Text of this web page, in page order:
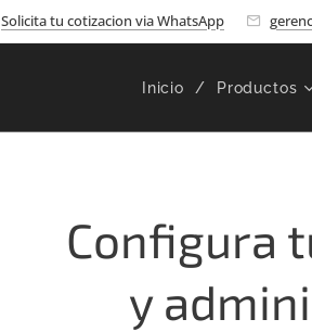
Solicita tu cotizacion via WhatsApp
Inicio Productos
Configura
y